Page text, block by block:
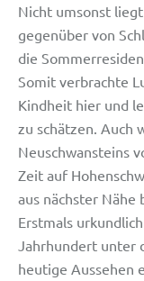
Nicht umsonst liegt
gegenüber von
die
Somit verbrachte
Kindheit hier und
zu schätzen. Auch
Neuschwansteins
Zeit auf
aus nächster Nähe
Erstmals
Jahrhundert unter
heutige Aussehen